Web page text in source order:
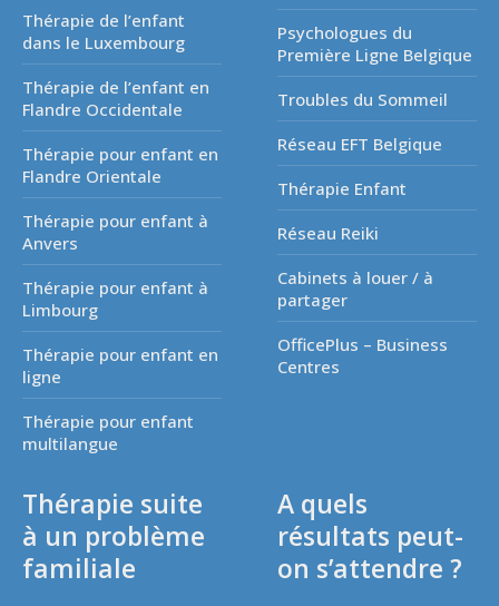
Thérapie de l’enfant
dans le Luxembourg
Thérapie de l’enfant en
Flandre Occidentale
Thérapie pour enfant en
Flandre Orientale
Thérapie pour enfant à
Anvers
Thérapie pour enfant à
Limbourg
Thérapie pour enfant en
ligne
Thérapie pour enfant
multilangue
Psychologues du
Première Ligne Belgique
Troubles du Sommeil
Réseau EFT Belgique
Thérapie Enfant
Réseau Reiki
Cabinets à louer / à
partager
OfficePlus – Business
Centres
Thérapie suite
à un problème
familiale
A quels
résultats peut-
on s’attendre ?